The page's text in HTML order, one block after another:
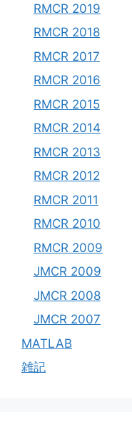
RMCR 2019
RMCR 2018
RMCR 2017
RMCR 2016
RMCR 2015
RMCR 2014
RMCR 2013
RMCR 2012
RMCR 2011
RMCR 2010
RMCR 2009
JMCR 2009
JMCR 2008
JMCR 2007
MATLAB
雑記